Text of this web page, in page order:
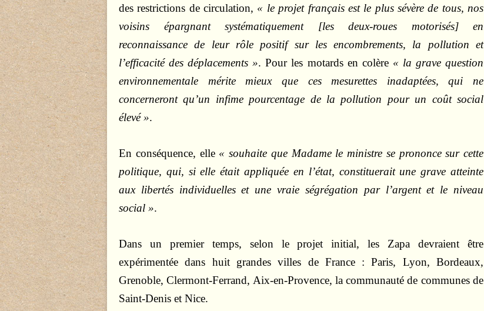
des restrictions de circulation, « le projet français est le plus sévère de tous, nos
voisins épargnant systématiquement [les deux-roues motorisés] en
reconnaissance de leur rôle positif sur les encombrements, la pollution et
l’efficacité des déplacements ». Pour les motards en colère « la grave question
environnementale mérite mieux que ces mesurettes inadaptées, qui ne
concerneront qu’un infime pourcentage de la pollution pour un coût social
élevé ».
En conséquence, elle « souhaite que Madame le ministre se prononce sur cette
politique, qui, si elle était appliquée en l’état, constituerait une grave atteinte
aux libertés individuelles et une vraie ségrégation par l’argent et le niveau
social ».
Dans un premier temps, selon le projet initial, les Zapa devraient être
expérimentée dans huit grandes villes de France : Paris, Lyon, Bordeaux,
Grenoble, Clermont-Ferrand, Aix-en-Provence, la communauté de communes de
Saint-Denis et Nice.